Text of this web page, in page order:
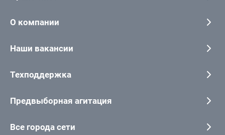
О компании
Наши вакансии
Техподдержка
Предвыборная агитация
Все города сети